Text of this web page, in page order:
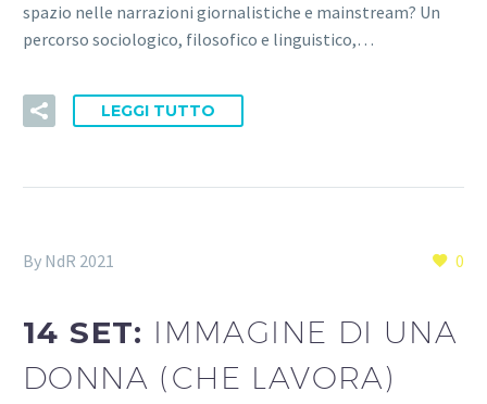
spazio nelle narrazioni giornalistiche e mainstream? Un
percorso sociologico, filosofico e linguistico,…
LEGGI TUTTO
0
By NdR 2021
14 SET: IMMAGINE DI UNA
DONNA (CHE LAVORA)